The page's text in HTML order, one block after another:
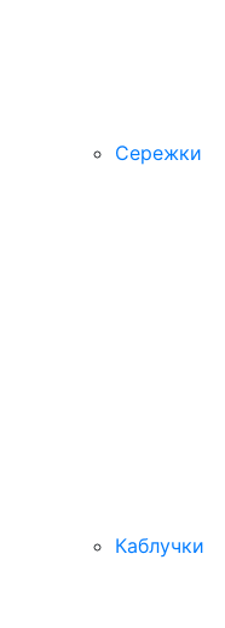
Сережки
Каблучки